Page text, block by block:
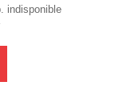
indisponible